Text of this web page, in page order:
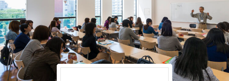
ビジネスライフ学科
こども学科